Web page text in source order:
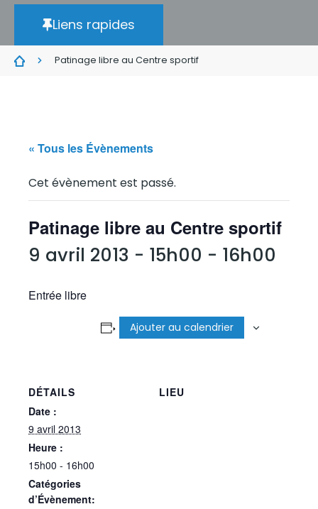
Liens rapides
Patinage libre au Centre sportif
« Tous les Évènements
Cet évènement est passé.
Patinage libre au Centre sportif
9 avril 2013 - 15h00 - 16h00
Entrée libre
Ajouter au calendrier
DÉTAILS
Date :
9 avril 2013
Heure :
15h00 - 16h00
Catégories
d’Évènement:
LIEU